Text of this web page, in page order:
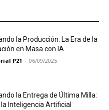
la Producción: La Era de la
en Masa con IA
P21 - 06/09/2025
la Entrega de Última Milla:
la Inteligencia Artificial